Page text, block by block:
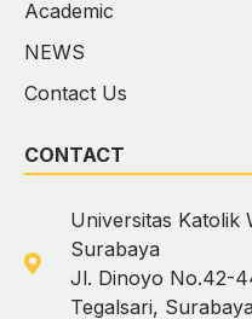
Academic
NEWS
Contact Us
CONTACT
Universitas Katolik
Surabaya
Jl. Dinoyo No.42-
Tegalsari,